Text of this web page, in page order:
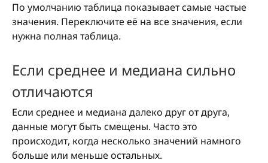
По умолчанию таблица показывает самые частые
значения. Переключите её на все значения, если
нужна полная таблица.
Если среднее и медиана сильно
отличаются
Если среднее и медиана далеко друг от друга,
данные могут быть смещены. Часто это
происходит, когда несколько значений намного
больше или меньше остальных.